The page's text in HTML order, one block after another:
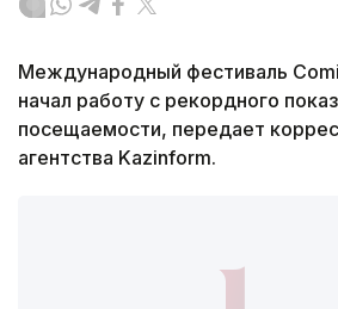
Международный фестиваль
начал работу с рекордного
посещаемости, передает
агентства Kazinform.